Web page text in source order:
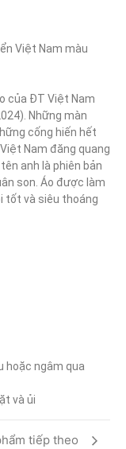
Việt Nam màu
của ĐT Việt Nam
Những màn
cống hiến hết
Nam đăng quang
anh là phiên bản
son. Áo được làm
tốt và siêu thoáng
hoặc ngâm qua
và ủi
tiếp theo